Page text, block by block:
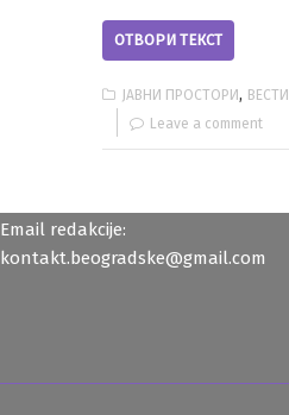
ОТВОРИ ТЕКСТ
ЈАВНИ ПРОСТОРИ, ВЕСТИ
Leave a comment
Email redakcije:
kontakt.beogradske@gmail.com